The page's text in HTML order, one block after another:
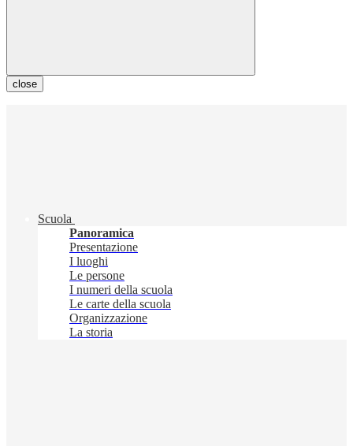
close
Scuola
Panoramica
Presentazione
I luoghi
Le persone
I numeri della scuola
Le carte della scuola
Organizzazione
La storia